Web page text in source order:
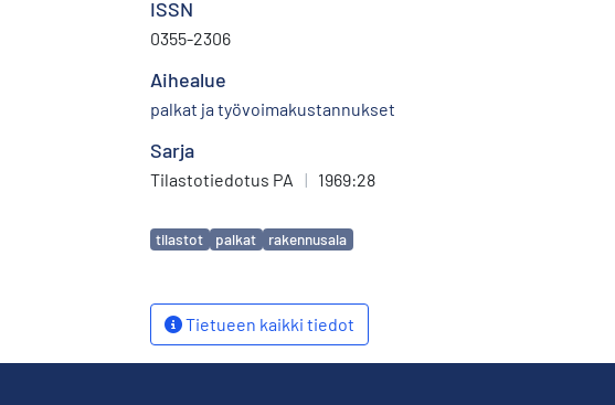
ISSN
0355-2306
Aihealue
palkat ja työvoimakustannukset
Sarja
Tilastotiedotus PA | 1969:28
Avainsanat
tilastot palkat rakennusala
Tietueen kaikki tiedot